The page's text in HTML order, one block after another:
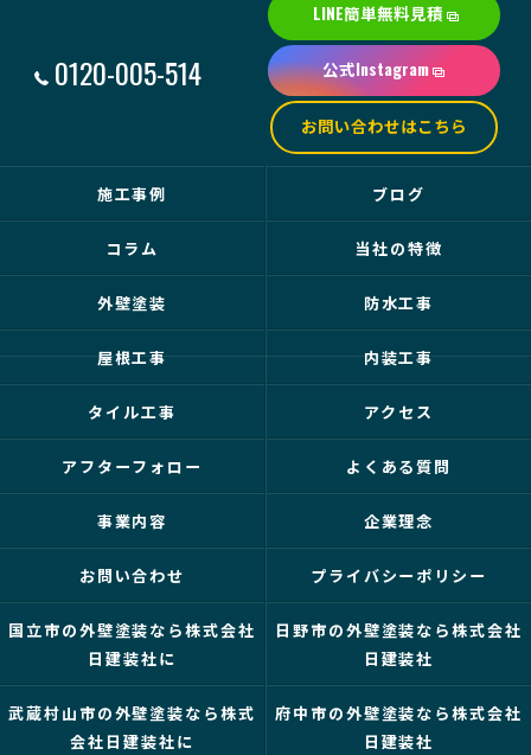
0120-005-514
LINE簡単無料見積
公式Instagram
お問い合わせはこちら
施工事例 ブログ
コラム 当社の特徴
外壁塗装 防水工事
屋根工事 内装工事
タイル工事 アクセス
アフターフォロー よくある質問
事業内容 企業理念
お問い合わせ プライバシーポリシー
国立市の外壁塗装なら株式会社
日建装社に
日野市の外壁塗装なら株式会社
日建装社
武蔵村山市の外壁塗装なら株式
会社日建装社に
府中市の外壁塗装なら株式会社
日建装社